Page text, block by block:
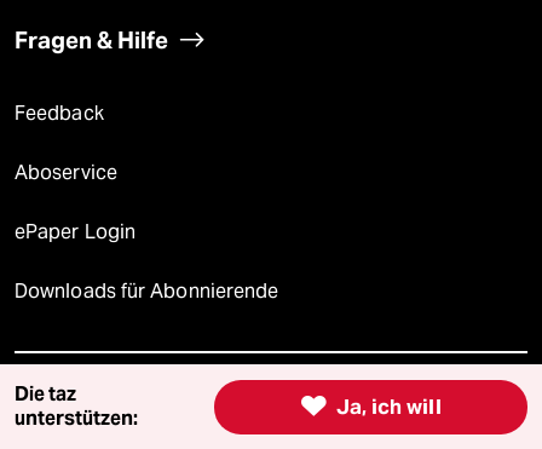
Fragen & Hilfe
Feedback
Aboservice
ePaper Login
Downloads für Abonnierende
© 2026 taz Verlags und Vertriebs GmbH
Alle Rechte vorbehalten. Bei rechtlichen Fragen oder für Genehmigungen
lizenzen@taz.de
 Ja, ich will
Die taz
unterstützen: